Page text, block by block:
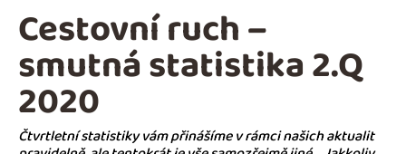
Čtvrtletní statistiky vám přinášíme v rámci našich aktualit
Cestovní ruch –
smutná statistika 2.Q
2020